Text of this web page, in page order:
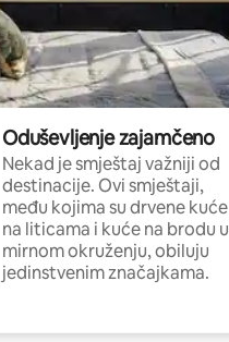
Oduševljenje zajamčeno
Nekad je smještaj važniji od
destinacije. Ovi smještaji,
među kojima su drvene kuće
na liticama i kuće na brodu u
mirnom okruženju, obiluju
jedinstvenim značajkama.